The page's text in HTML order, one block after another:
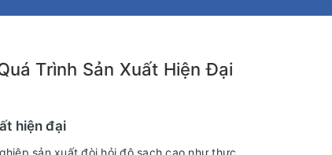
Trình Sản Xuất Hiện Đại
hiện đại
sản xuất đòi hỏi độ sạch cao như thực